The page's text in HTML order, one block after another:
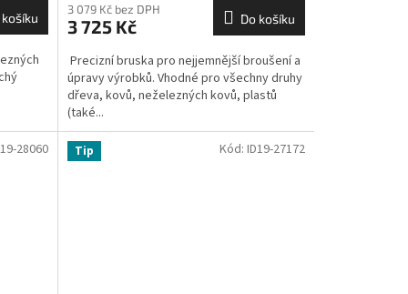
košíku
3 079 Kč bez DPH
3 725 Kč Do košíku
Precizní bruska pro nejjemnější broušení a
úpravy výrobků. Vhodné pro všechny druhy
dřeva, kovů, neželezných kovů, plastů
(také...
28060 Tip Kód: ID19-27172